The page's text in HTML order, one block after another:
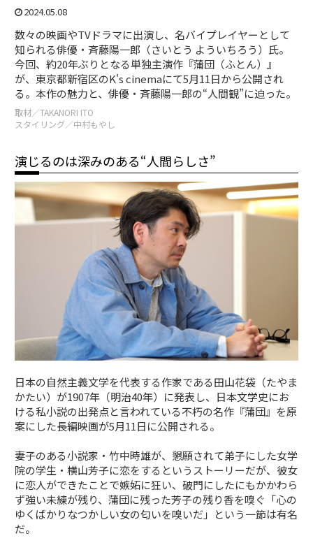
2024.05.08
数々の映画やTVドラマに出演し、名バイプレイヤーとして
知られる俳優・斉藤陽一郎（さいとう よういちろう）氏。
今回、約20年ぶりとなる単独主演作『蒲団（ふとん）』
が、東京都新宿区のK's cinemaにて5月11日から公開され
る。本作の魅力と、俳優・斉藤陽一郎の“人間観”に迫った。
取材／TAKANORI ITO
スタイリング／中村もやし
演じるのは深みのある“人間らしさ”
日本の自然主義文学を代表する作家である田山花袋（たやま
かたい）が1907年（明治40年）に発表し、日本文学史にお
ける私小説の出発点と言われている不朽の名作『蒲団』を原
案にした長編映画が5月11日に公開される。
妻子のある小説家・竹中時雄が、懇願されて弟子にした女学
院の学生・横山芳子に恋をするというストーリーだが、彼女
に恋人ができたことで嫉妬に狂い、破門にしたにもかかわら
ず強い未練が残り、蒲団に残った芳子の残り香を嗅ぐ「心の
ゆくばかりなつかしい女の匂いを嗅いだ」という一節は有名
だ。